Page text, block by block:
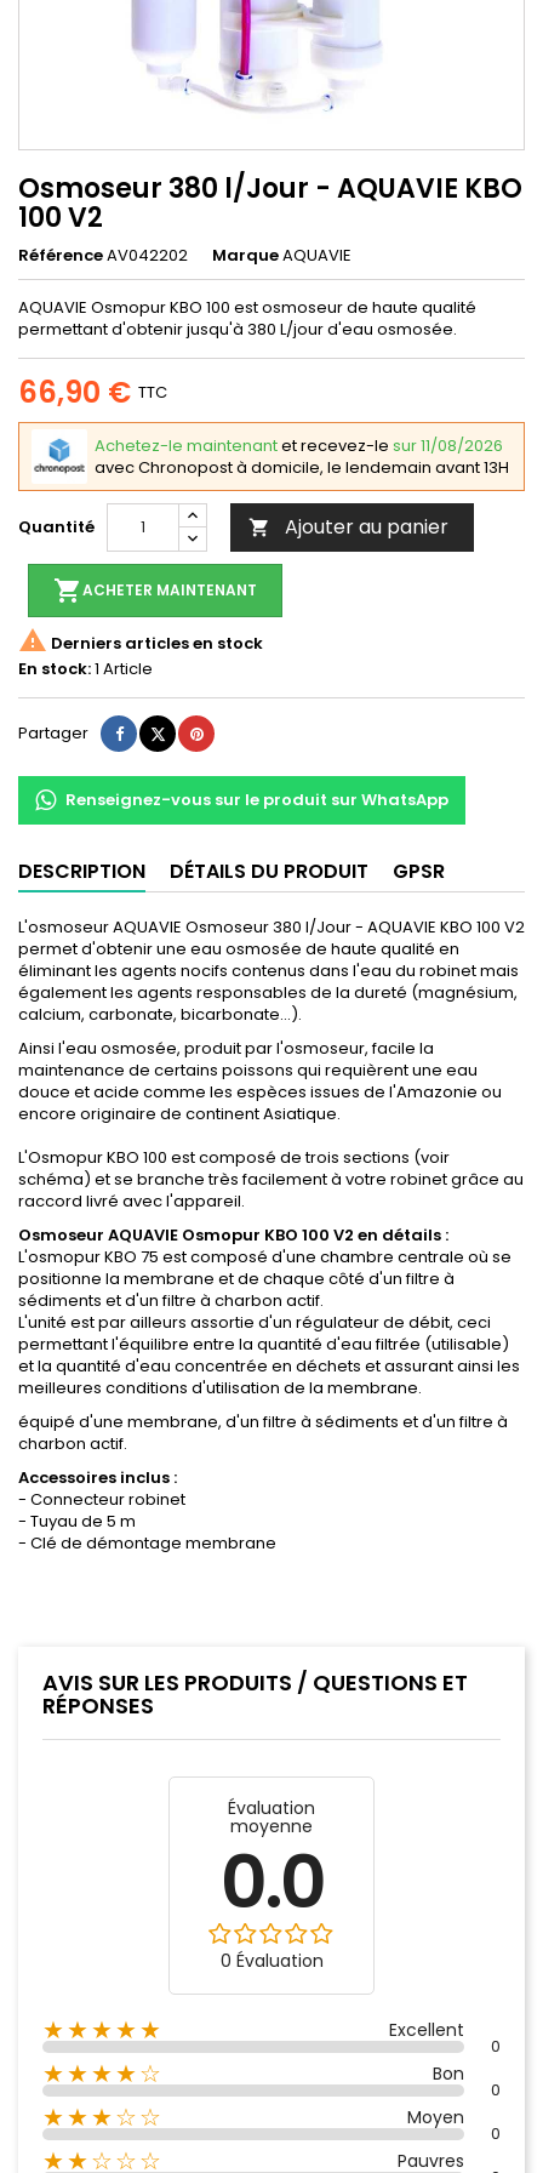
Osmoseur 380 l/Jour - AQUAVIE KBO
100 V2
RéférenceAV042202 MarqueAQUAVIE
AQUAVIE Osmopur KBO 100 est osmoseur de haute qualité
permettant d'obtenir jusqu'à 380 L/jour d'eau osmosée.
66,90 € TTC
Achetez-le maintenantet recevez-le sur 11/08/2026
avec Chronopost à domicile, le lendemain avant 13H
Quantité  Ajouter au panier
shopping_cartACHETER MAINTENANT
 Derniers articles en stock
En stock:1 Article
Partager Partager
TweetPinterest
Renseignez-vous sur le produit sur WhatsApp
DESCRIPTION DÉTAILS DU PRODUIT GPSR
L'osmoseur AQUAVIE Osmoseur 380 l/Jour - AQUAVIE KBO 100 V2
permet d'obtenir une eau osmosée de haute qualité en
éliminant les agents nocifs contenus dans l'eau du robinet mais
également les agents responsables de la dureté (magnésium,
calcium, carbonate, bicarbonate...).
Ainsi l'eau osmosée, produit par l'osmoseur, facile la
maintenance de certains poissons qui requièrent une eau
douce et acide comme les espèces issues de l'Amazonie ou
encore originaire de continent Asiatique.
L'Osmopur KBO 100 est composé de trois sections (voir
schéma) et se branche très facilement à votre robinet grâce au
raccord livré avec l'appareil.
Osmoseur AQUAVIE Osmopur KBO 100 V2 en détails :
L'osmopur KBO 75 est composé d'une chambre centrale où se
positionne la membrane et de chaque côté d'un filtre à
sédiments et d'un filtre à charbon actif.
L'unité est par ailleurs assortie d'un régulateur de débit, ceci
permettant l'équilibre entre la quantité d'eau filtrée (utilisable)
et la quantité d'eau concentrée en déchets et assurant ainsi les
meilleures conditions d'utilisation de la membrane.
équipé d'une membrane, d'un filtre à sédiments et d'un filtre à
charbon actif.
Accessoires inclus :
- Connecteur robinet
- Tuyau de 5 m
- Clé de démontage membrane
AVIS SUR LES PRODUITS / QUESTIONS ET
RÉPONSES
Évaluation
moyenne
0.0
0 Évaluation
★★★★★ Excellent
0
★★★★☆ Bon
0
★★★☆☆ Moyen
0
★★☆☆☆ Pauvres